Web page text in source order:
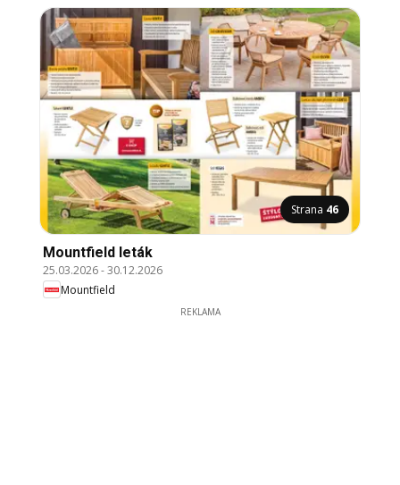
Strana 46
Mountfield leták
25.03.2026-30.12.2026
Mountfield
REKLAMA